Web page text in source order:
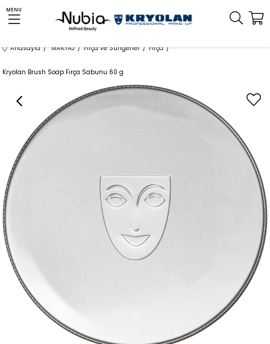
MENU
Anasayfa MAKYAJ Fırça ve Süngerler Fırça
Kryolan Brush Soap Fırça Sabunu 60 g